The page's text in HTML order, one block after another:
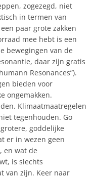
zogezegd, niet
in termen van
paar grote zakken
mee hebt is een
bewegingen van de
daar zijn gratis
Resonances”).
bieden voor
ongemakken.
Klimaatmaatregelen
tegenhouden. Go
goddelijke
er in wezen geen
en wat de
is slechts
van zijn. Keer naar